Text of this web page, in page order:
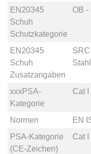
EN20345
Schuh
Schutzkategorie
OB -
EN20345
Schuh
Zusatzangaben
xxxPSA-
Kategorie
Cat
Normen
EN
PSA-Kategorie
(CE-Zeichen)
Cat